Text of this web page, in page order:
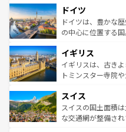
せる。地方によっ
ンテンツ一覧を参
で、幅広い魅力が
聖堂、美しいビー
から魅了する。ま
いる。シャンパン
香り高いラベンダ
らに、パリ以外の
れる地方に足を運
きるだろ
を参照してほしい。
ドイツ
ドイツは、豊かな
の中心に位置する
顔を持つこの国は
ルリンの文化的活
してライン川沿い
は、お酒好きな人にはぜ
ドイツ情報はコン
イギリス
イギリスは、古き
トミンスター寺院
リアごとに異なる
ティー、ビール好
戦など、本場だか
スイス
スイスの国土面積
な交通網が整備さ